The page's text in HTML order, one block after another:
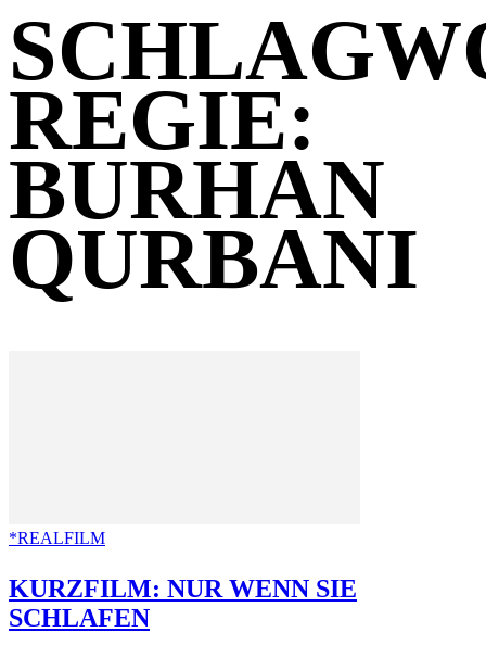
REGIE:
BURHAN
QURBANI
*REALFILM
KURZFILM: NUR WENN SIE
SCHLAFEN